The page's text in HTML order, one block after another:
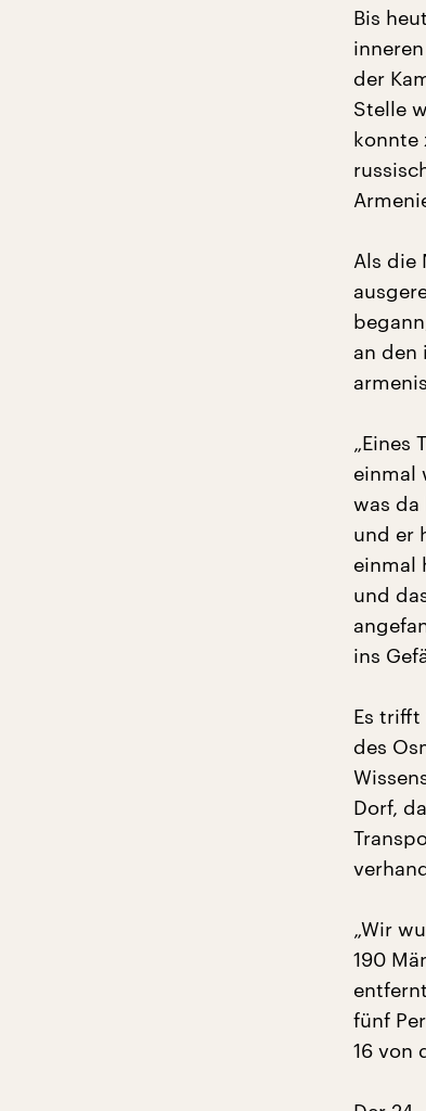
Bis
der
Stelle
konnte
Als die
an den
„Eines
einmal
was da
und er
einmal
und
ins
Es trifft
des
Dorf,
„Wir
190
fünf
16 von